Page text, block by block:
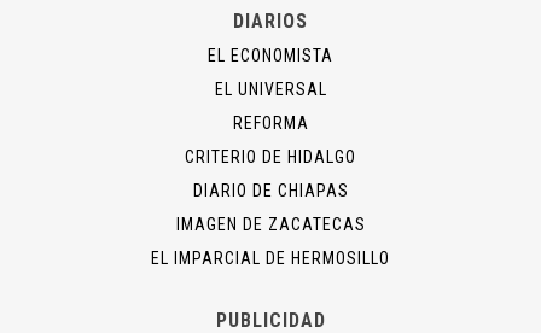
DIARIOS
EL ECONOMISTA
EL UNIVERSAL
REFORMA
CRITERIO DE HIDALGO
DIARIO DE CHIAPAS
IMAGEN DE ZACATECAS
EL IMPARCIAL DE HERMOSILLO
PUBLICIDAD